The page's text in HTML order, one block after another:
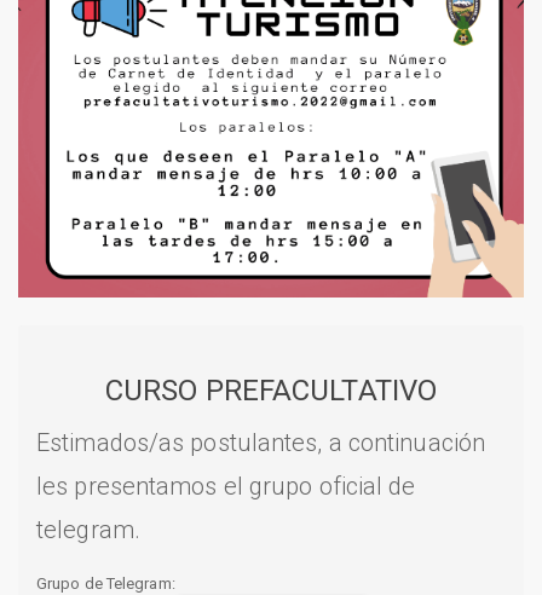
CURSO PREFACULTATIVO
Estimados/as postulantes, a continuación
les presentamos el grupo oficial de
telegram.
Grupo de Telegram: